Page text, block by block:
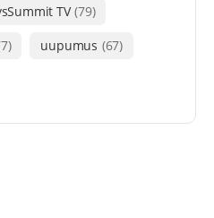
TV (79)
uupumus (67)